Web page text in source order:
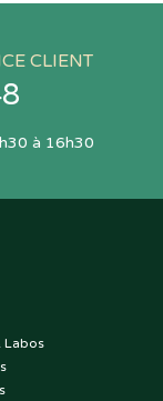
CLIENT
à 16h30
Labos